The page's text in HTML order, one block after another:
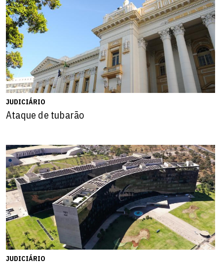
JUDICIÁRIO
Ataque de tubarão
JUDICIÁRIO